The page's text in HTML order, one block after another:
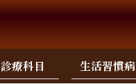
診療科目 生活習慣病